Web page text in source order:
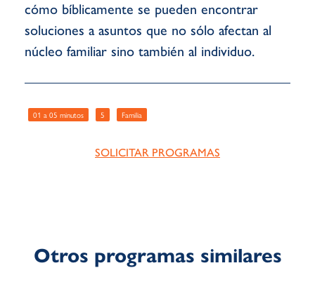
cómo bíblicamente se pueden encontrar
soluciones a asuntos que no sólo afectan al
núcleo familiar sino también al individuo.
01 a 05 minutos 5 Familia
SOLICITAR PROGRAMAS
Otros programas similares